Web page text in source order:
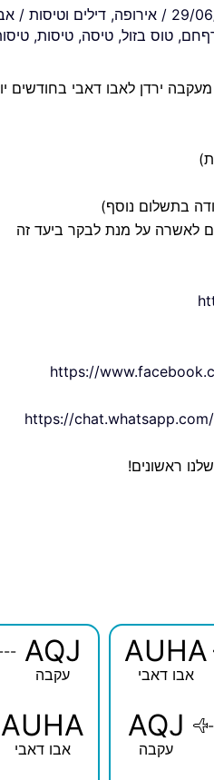
29/
/ אירופה, דילים וטיסות /
, טוס בזול, טיסה, טיסות,
ירדן לאבו דאבי בחודשים
בתשלום נוסף)
לאשרה על מנת לבקר ביעד זה
https://
https://
ראשונים!
AUHA
אבו דאבי
AQJ
עקבה
AQJ
עקבה
AUHA
אבו דאבי